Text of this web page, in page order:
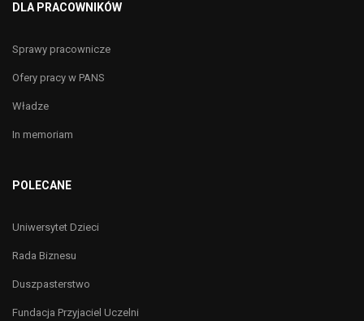
DLA PRACOWNIKÓW
Sprawy pracownicze
Ofery pracy w PANS
Władze
In memoriam
POLECANE
Uniwersytet Dzieci
Rada Biznesu
Duszpasterstwo
Fundacja Przyjaciel Uczelni